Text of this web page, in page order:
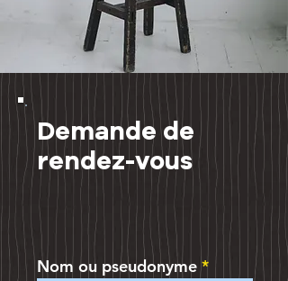
Demande de
rendez-vous
Nom ou pseudonyme